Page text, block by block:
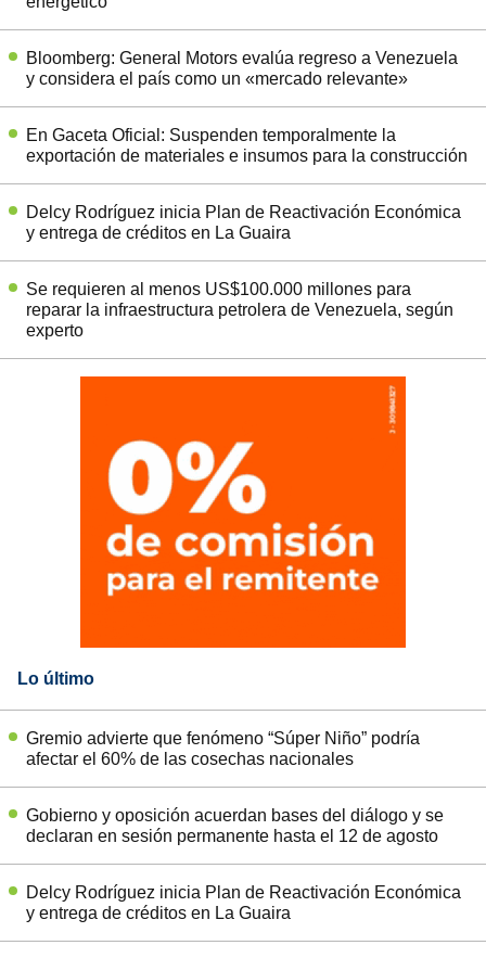
Bloomberg: General Motors evalúa regreso a Venezuela
y considera el país como un «mercado relevante»
En Gaceta Oficial: Suspenden temporalmente la
exportación de materiales e insumos para la construcción
Delcy Rodríguez inicia Plan de Reactivación Económica
y entrega de créditos en La Guaira
Se requieren al menos US$100.000 millones para
reparar la infraestructura petrolera de Venezuela, según
experto
Lo último
Gremio advierte que fenómeno “Súper Niño” podría
afectar el 60% de las cosechas nacionales
Gobierno y oposición acuerdan bases del diálogo y se
declaran en sesión permanente hasta el 12 de agosto
Delcy Rodríguez inicia Plan de Reactivación Económica
y entrega de créditos en La Guaira